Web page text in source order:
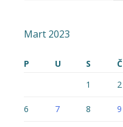
Mart 2023
P U S Č
1
2
6 7 8 9